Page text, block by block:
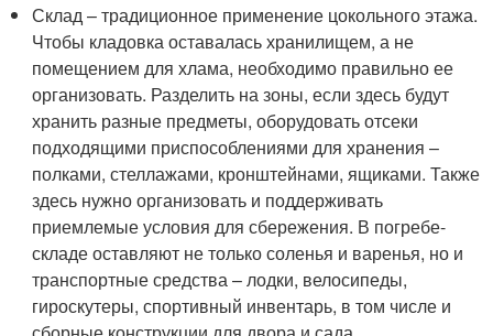
Склад – традиционное применение цокольного этажа.
Чтобы кладовка оставалась хранилищем, а не
помещением для хлама, необходимо правильно ее
организовать. Разделить на зоны, если здесь будут
хранить разные предметы, оборудовать отсеки
подходящими приспособлениями для хранения –
полками, стеллажами, кронштейнами, ящиками. Также
здесь нужно организовать и поддерживать
приемлемые условия для сбережения. В погребе-
складе оставляют не только соленья и варенья, но и
транспортные средства – лодки, велосипеды,
гироскутеры, спортивный инвентарь, в том числе и